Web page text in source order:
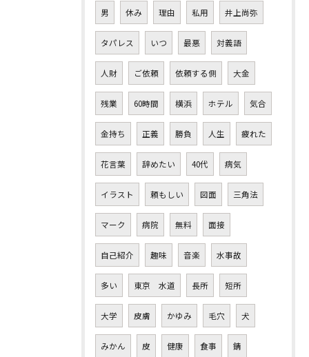
男 休み 理由 私用 井上尚弥
タパレス いつ 最悪 対義語
人財 ご依頼 依頼する側 大金
残業 60時間 横浜 ホテル 気合
金持ち 正義 勝負 人生 疲れた
花言葉 辞めたい 40代 病気
イラスト 頼もしい 図面 三角法
マーク 病院 無料 面接
自己紹介 趣味 音楽 水事故
多い 東京 水道 長所 短所
大学 皮膚 かゆみ 毛穴 犬
みかん 皮 健康 食事 錆